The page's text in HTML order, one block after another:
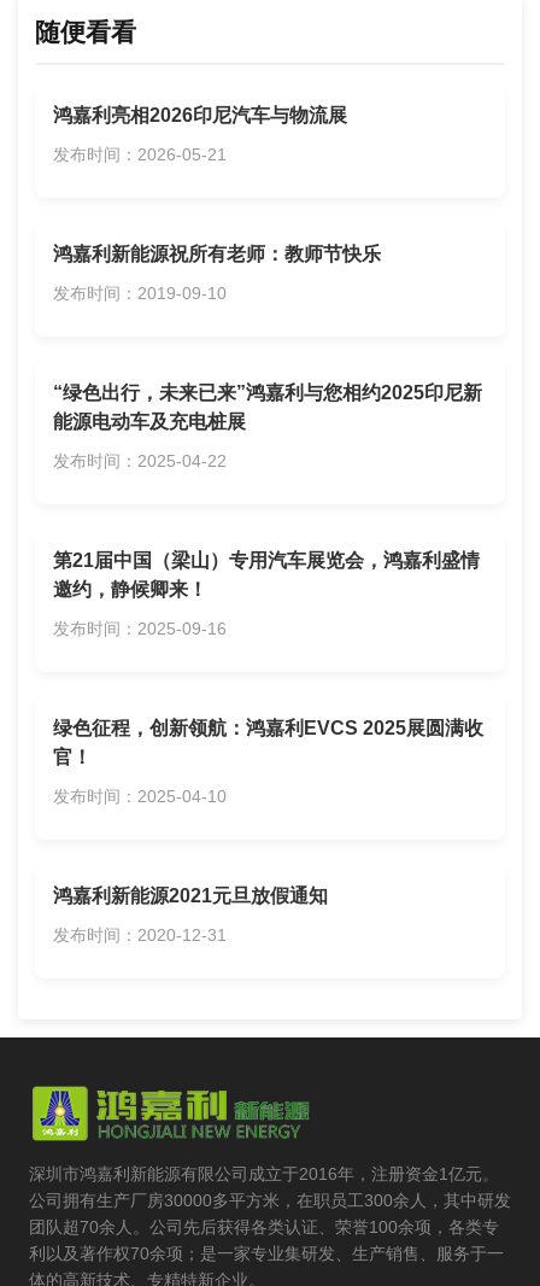
随便看看
鸿嘉利亮相2026印尼汽车与物流展
发布时间：2026-05-21
鸿嘉利新能源祝所有老师：教师节快乐
发布时间：2019-09-10
“绿色出行，未来已来”‌‌鸿嘉利与您相约2025印尼新
能源电动车及充电桩展
发布时间：2025-04-22
第21届中国（梁山）专用汽车展览会，鸿嘉利盛情
邀约，静候卿来！
发布时间：2025-09-16
绿色征程，创新领航：鸿嘉利EVCS 2025展圆满收
官！
发布时间：2025-04-10
鸿嘉利新能源2021元旦放假通知
发布时间：2020-12-31
深圳市鸿嘉利新能源有限公司成立于2016年，注册资金1亿元。
公司拥有生产厂房30000多平方米，在职员工300余人，其中研发
团队超70余人。公司先后获得各类认证、荣誉100余项，各类专
利以及著作权70余项；是一家专业集研发、生产销售、服务于一
体的高新技术、专精特新企业。